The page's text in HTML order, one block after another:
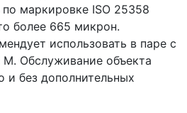
маркировке ISO 25358
более 665 микрон.
использовать в паре с
Обслуживание объекта
и без дополнительных